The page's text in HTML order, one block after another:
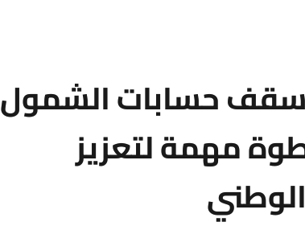
سقف حسابات الشمول
مهمة لتعزيز